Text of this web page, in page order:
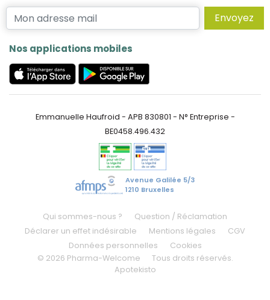
Envoyez
Nos applications mobiles
Emmanuelle Haufroid - APB 830801 - N° Entreprise -
BE0458.496.432
Avenue Galilée 5/3
1210 Bruxelles
Qui sommes-nous ?
Question / Réclamation
Déclarer un effet indésirable
Mentions légales
CGV
Données personnelles
Cookies
© 2026 Pharma-Welcome
Tous droits réservés.
Apotekisto